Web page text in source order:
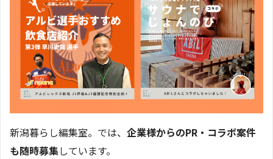
新潟暮らし編集室。では、 企業様からのPR・コラボ案件
も随時募集しています。